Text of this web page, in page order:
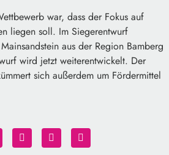
war, dass der Fokus auf
liegen soll. Im Siegerentwurf
aus der Region Bamberg
wird jetzt weiterentwickelt. Der
sich außerdem um Fördermittel